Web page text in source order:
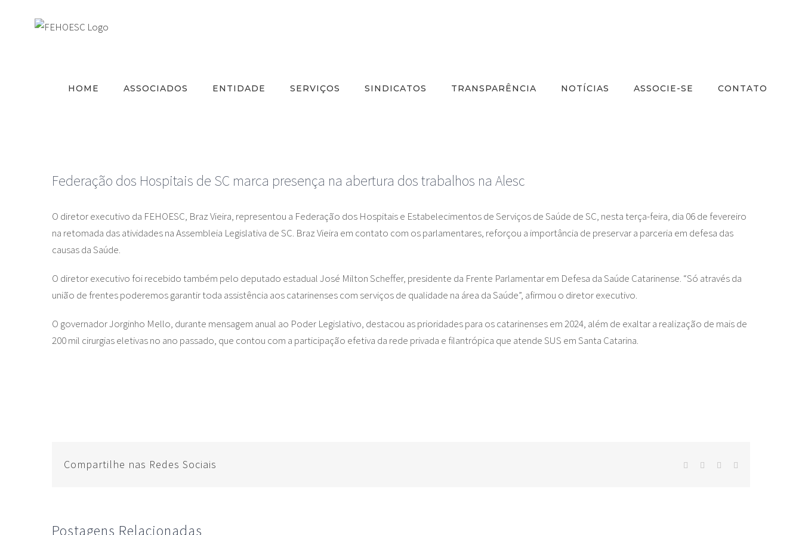
HOME ASSOCIADOS ENTIDADE SERVIÇOS SINDICATOS TRANSPARÊNCIA NOTÍCIAS ASSOCIE-SE CONTATO
Federação dos Hospitais de SC marca presença na abertura dos trabalhos na Alesc
O diretor executivo da FEHOESC, Braz Vieira, representou a Federação dos Hospitais e Estabelecimentos de Serviços de Saúde de SC, nesta terça-feira, dia 06 de fevereiro
na retomada das atividades na Assembleia Legislativa de SC. Braz Vieira em contato com os parlamentares, reforçou a importância de preservar a parceria em defesa das
causas da Saúde.
O diretor executivo foi recebido também pelo deputado estadual José Milton Scheffer, presidente da Frente Parlamentar em Defesa da Saúde Catarinense. “Só através da
união de frentes poderemos garantir toda assistência aos catarinenses com serviços de qualidade na área da Saúde”, afirmou o diretor executivo.
O governador Jorginho Mello, durante mensagem anual ao Poder Legislativo, destacou as prioridades para os catarinenses em 2024, além de exaltar a realização de mais de
200 mil cirurgias eletivas no ano passado, que contou com a participação efetiva da rede privada e filantrópica que atende SUS em Santa Catarina.
Compartilhe nas Redes Sociais facebook
twitter whatsapp
Postagens Relacionadas